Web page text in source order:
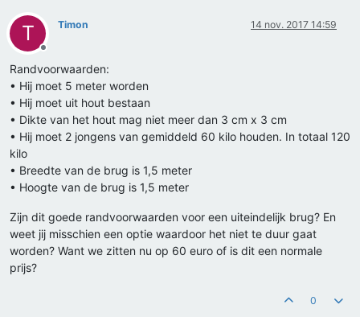
T
Offline
Timon 14 nov. 2017 14:59
Randvoorwaarden:
• Hij moet 5 meter worden
• Hij moet uit hout bestaan
• Dikte van het hout mag niet meer dan 3 cm x 3 cm
• Hij moet 2 jongens van gemiddeld 60 kilo houden. In totaal 120
kilo
• Breedte van de brug is 1,5 meter
• Hoogte van de brug is 1,5 meter
Zijn dit goede randvoorwaarden voor een uiteindelijk brug? En
weet jij misschien een optie waardoor het niet te duur gaat
worden? Want we zitten nu op 60 euro of is dit een normale
prijs?
0